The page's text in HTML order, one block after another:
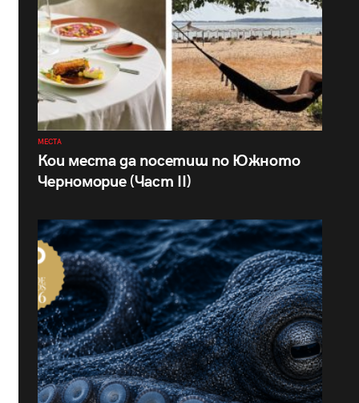
МЕСТА
Кои места да посетиш по Южното
Черноморие (Част II)